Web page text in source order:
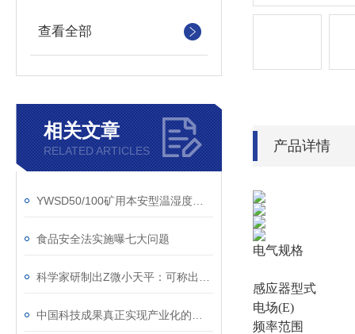
查看全部
相关文章
RELATED ARTICLES
食品安全法实施曝七大问题
产品详情
电气规格
感应器型式
电场(E)
频率范围